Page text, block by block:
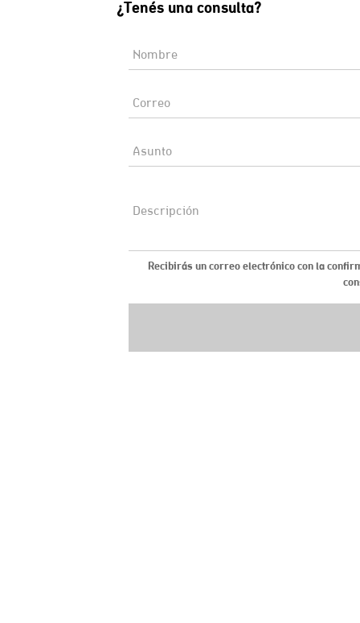
¿Tenés una consulta?
Recibirás un correo electrónico con la